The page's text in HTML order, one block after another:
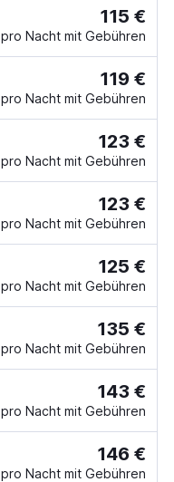
115 €
pro Nacht mit Gebühren
119 €
pro Nacht mit Gebühren
123 €
pro Nacht mit Gebühren
123 €
pro Nacht mit Gebühren
125 €
pro Nacht mit Gebühren
135 €
pro Nacht mit Gebühren
143 €
pro Nacht mit Gebühren
146 €
pro Nacht mit Gebühren